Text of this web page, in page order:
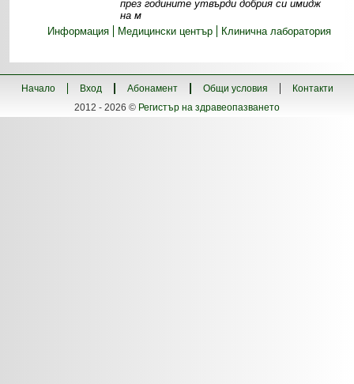
през годините утвърди добрия си имидж
на м
Информация
Медицински център Клинична лаборатория
Начало Вход Абонамент Общи условия
Контакти
2012 - 2026 © Регистър на здравеопазването